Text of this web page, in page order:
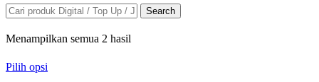
Search
Menampilkan semua 2 hasil
Pilih opsi